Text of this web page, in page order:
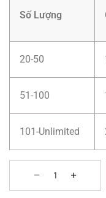
Số Lượng
20-50
51-100
101-Unlimited